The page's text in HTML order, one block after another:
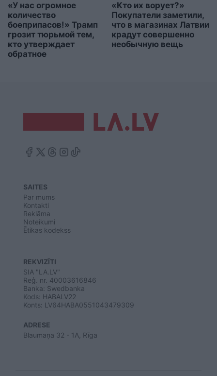
«У нас огромное
количество
боеприпасов!» Трамп
грозит тюрьмой тем,
кто утверждает
обратное
«Кто их ворует?»
Покупатели заметили,
что в магазинах Латвии
крадут совершенно
необычную вещь
SAITES
Par mums
Kontakti
Reklāma
Noteikumi
Ētikas kodekss
REKVIZĪTI
SIA "LA.LV"
Reģ. nr. 40003616846
Banka: Swedbanka
Kods: HABALV22
Konts: LV64HABA0551043479309
ADRESE
Blaumaņa 32 - 1A, Rīga